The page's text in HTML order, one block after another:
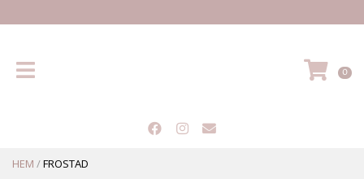
Hem 0
HEM /FROSTAD